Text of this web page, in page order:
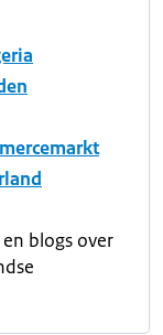
blogs over